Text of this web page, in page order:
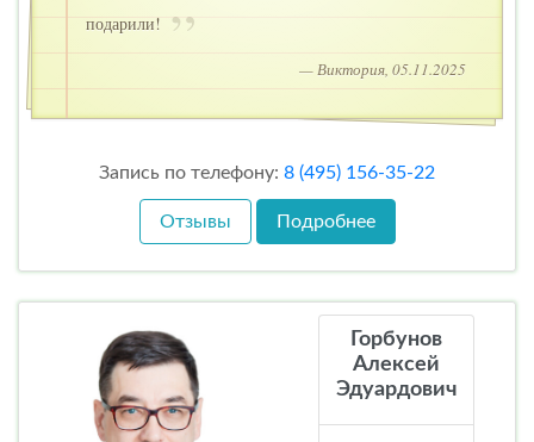
подарили!
— Виктория, 05.11.2025
Запись по телефону: 8 (495) 156-35-22
Отзывы Подробнее
Горбунов
Алексей
Эдуардович